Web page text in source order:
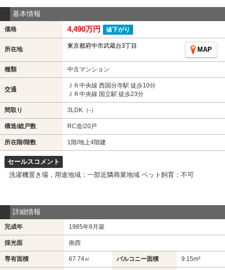
基本情報
価格 4,490万円 値下がり
所在地 東京都府中市武蔵台3丁目
MAP
種類 中古マンション
交通
ＪＲ中央線 西国分寺駅 徒歩10分
ＪＲ中央線 国立駅 徒歩23分
間取り 3LDK（-）
構造/総戸数 RC造/20戸
所在階/階数 1階/地上4階建
セールスコメント
洗濯機置き場，用途地域：一部近隣商業地域 ペット飼育：不可
詳細情報
完成年 1985年9月築
採光面 南西
専有面積 67.74㎡ バルコニー面積 9.15m²